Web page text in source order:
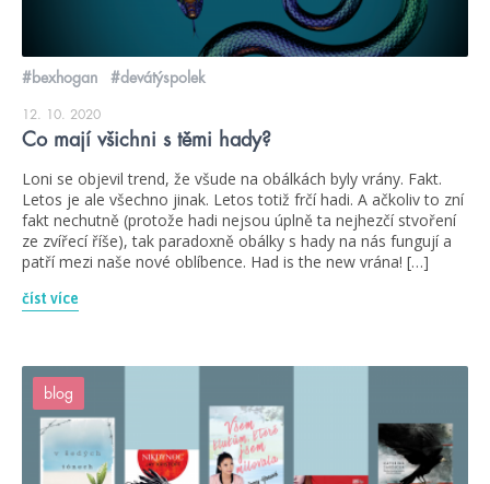
#bexhogan #devátýspolek
12. 10. 2020
Co mají všichni s těmi hady?
Loni se objevil trend, že všude na obálkách byly vrány. Fakt.
Letos je ale všechno jinak. Letos totiž frčí hadi. A ačkoliv to zní
fakt nechutně (protože hadi nejsou úplně ta nejhezčí stvoření
ze zvířecí říše), tak paradoxně obálky s hady na nás fungují a
patří mezi naše nové oblíbence. Had is the new vrána! […]
číst více
blog